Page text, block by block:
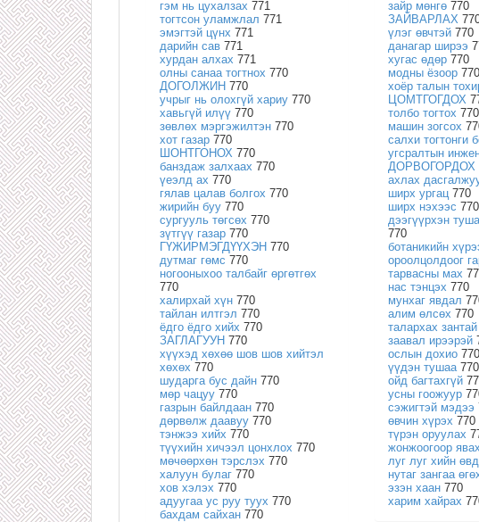
гэм нь цухалзах 771
тогтсон уламжлал 771
эмэгтэй цүнх 771
дарийн сав 771
хурдан алхах 771
олны санаа тогтнох 770
ДОГОЛЖИН 770
учрыг нь олохгүй хариу 770
хавьгүй илүү 770
зөвлөх мэргэжилтэн 770
хот газар 770
ШОНТГОНОХ 770
банздаж залхаах 770
үеэлд ах 770
гялав цалав болгох 770
жирийн буу 770
сургууль төгсөх 770
зүтгүү газар 770
ГҮЖИРМЭГДҮҮХЭН 770
дутмаг гөмс 770
ногооныхоо талбайг өргөтгөх
770
халирхай хүн 770
тайлан илтгэл 770
ёдго ёдго хийх 770
ЗАГЛАГУУН 770
хүүхэд хөхөө шов шов хийтэл
хөхөх 770
шударга бус дайн 770
мөр чацуу 770
газрын байлдаан 770
дөрвөлж даавуу 770
тэнжээ хийх 770
түүхийн хичээл цонхлох 770
мөчөөрхөн тэрслэх 770
халуун булаг 770
хов хэлэх 770
адуугаа ус руу туух 770
бахдам сайхан 770
зайр мөнгө 770
ЗАЙВАРЛАХ
үлэг өвчтэй 770
данагар ширээ
хугас өдөр 770
модны ёзоор 770
хоёр талын
ЦОМТГОГДОХ
толбо тогтох 770
машин зогсох
салхи тогтонги
угсралтын
ДОРВОГОРДОХ
ахлах
ширх ургац 770
ширх нэхээс 770
дээгүүрхэн
770
ботаникийн
ороолцолдоог
тарвасны мах
нас тэнцэх 770
мунхаг явдал
алим өлсөх 770
талархах зантай
заавал ирээрэй
ослын дохио 770
үүдэн тушаа770
ойд багтахгүй
усны гоожуур
сэжигтэй мэдээ
өвчин хүрэх 770
түрэн оруулах
жонжоогоор явах
луг луг хийн
нутаг зангаа
эзэн хаан 770
харим хайрах